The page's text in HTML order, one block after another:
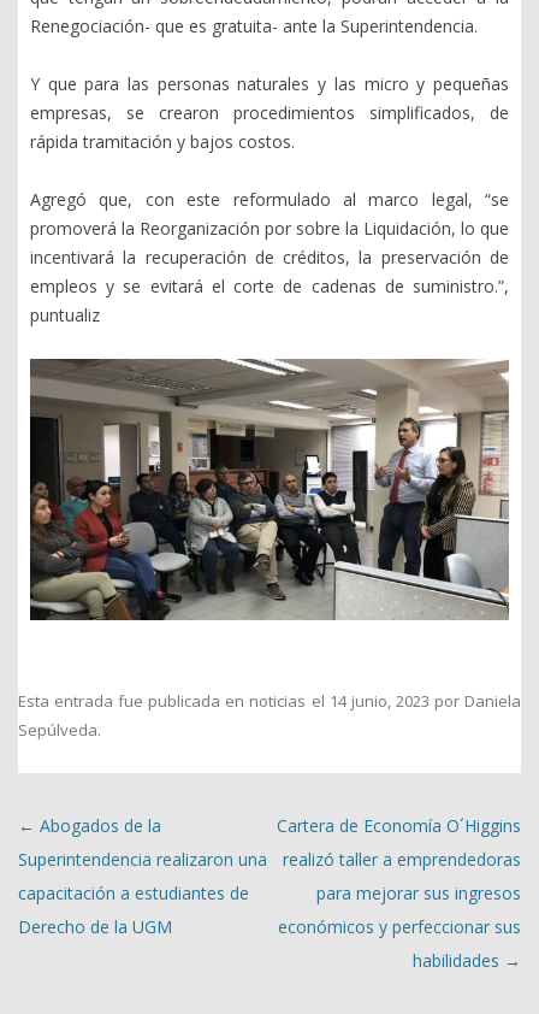
Renegociación- que es gratuita- ante la Superintendencia.
Y que para las personas naturales y las micro y pequeñas
empresas, se crearon procedimientos simplificados, de
rápida tramitación y bajos costos.
Agregó que, con este reformulado al marco legal, “se
promoverá la Reorganización por sobre la Liquidación, lo que
incentivará la recuperación de créditos, la preservación de
empleos y se evitará el corte de cadenas de suministro.”,
puntualiz
Esta entrada fue publicada en noticias el 14 junio, 2023 por Daniela
Sepúlveda.
Navegación de entradas
← Abogados de la
Superintendencia realizaron una
capacitación a estudiantes de
Derecho de la UGM
Cartera de Economía O´Higgins
realizó taller a emprendedoras
para mejorar sus ingresos
económicos y perfeccionar sus
habilidades →